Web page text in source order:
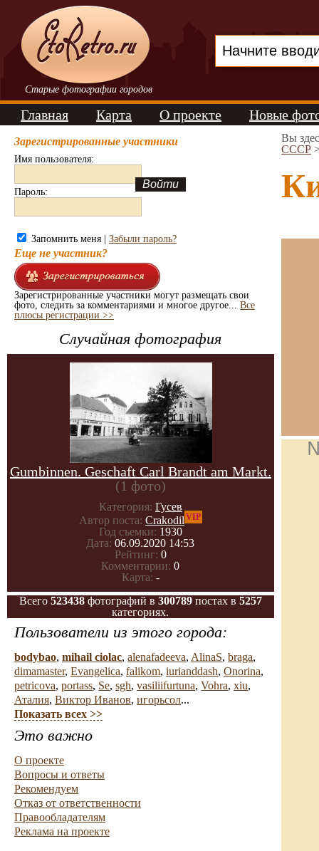
Старые фотографии городов
Главная Карта О проекте Новые
Зарегистрированные участники
Имя пользователя:
Пароль:
Запомнить меня | Забыли пароль?
Еще не участник?
Зарегистрированные участники могут размещать свои
фото, следить за комментариями и многое другое... Все
плюсы регистрации >>
Случайная фотография
Gumbinnen. Geschaft Carl Brandt am Markt.
(1 фото)
Категория: Гусев
Автор поста: Crakodil VIP
Год съемки: 1930
Дата: 06.09.2020 14:53
Рейтинг: 0
Комментарии: 0
Карта: -
Всего 523438 фотографий в 300789 постах в 5257
категориях.
Пользователи из этого города:
bodybao, mihail ciolac, alenafadeeva, AlinaS, braga,
dimamaster, Evangelica, falikom, iurianddash, Onorina,
petricova, portass, Se, sgh, vasiliifurtuna, Vohra, xiu,
Аталия, Виктор Иванов, игорьсол...
Показать всех >>
Это важно
О проекте
Вопросы и ответы
Рекомендуем
Отказ от ответственности
Правообладателям
Реклама на проекте
Вы
СССР